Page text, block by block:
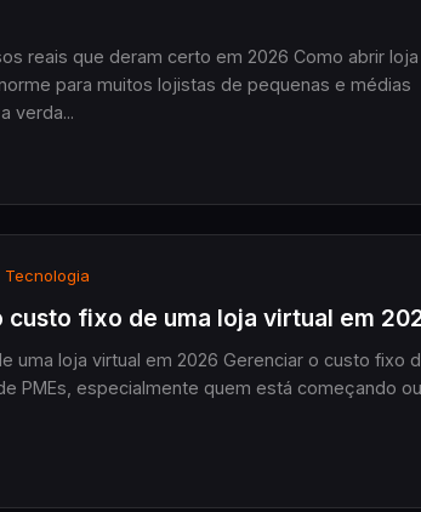
reais que deram certo em 2026 Como abrir loja
para muitos lojistas de pequenas e médias
verda...
Tecnologia
fixo de uma loja virtual em
uma loja virtual em 2026 Gerenciar o custo fixo
PMEs, especialmente quem está começando